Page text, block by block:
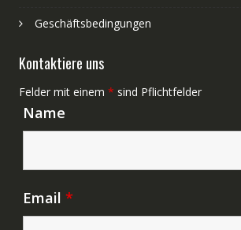
Geschäftsbedingungen
Kontaktiere uns
Felder mit einem * sind Pflichtfelder
Name
Email *